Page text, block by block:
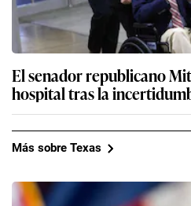
El senador republicano
hospital tras la
Más sobre Texas